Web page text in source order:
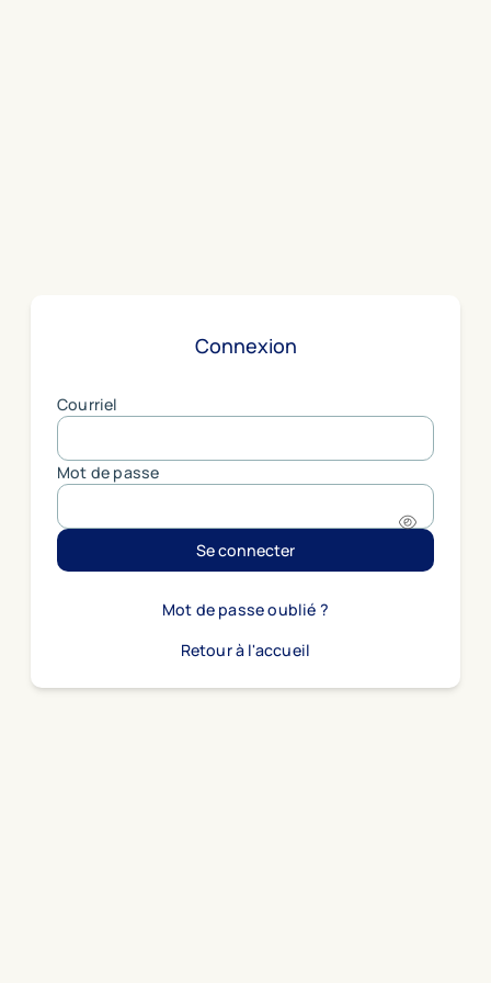
Connexion
Courriel
Mot de passe
Se connecter
Mot de passe oublié ?
Retour à l'accueil